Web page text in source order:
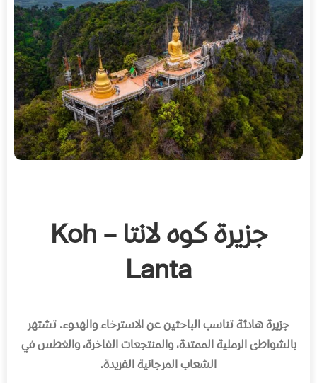
جزيرة كوه لانتا – Koh
Lanta
جزيرة هادئة تناسب الباحثين عن الاسترخاء والهدوء.تشتهر
بالشواطئ الرملية الممتدة، والمنتجعات الفاخرة، والغطس في
الشعاب المرجانية الفريدة.